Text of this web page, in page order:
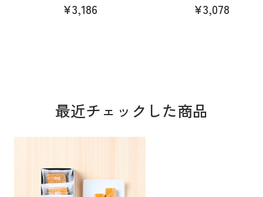
¥3,186 ¥3,078
最近チェックした商品